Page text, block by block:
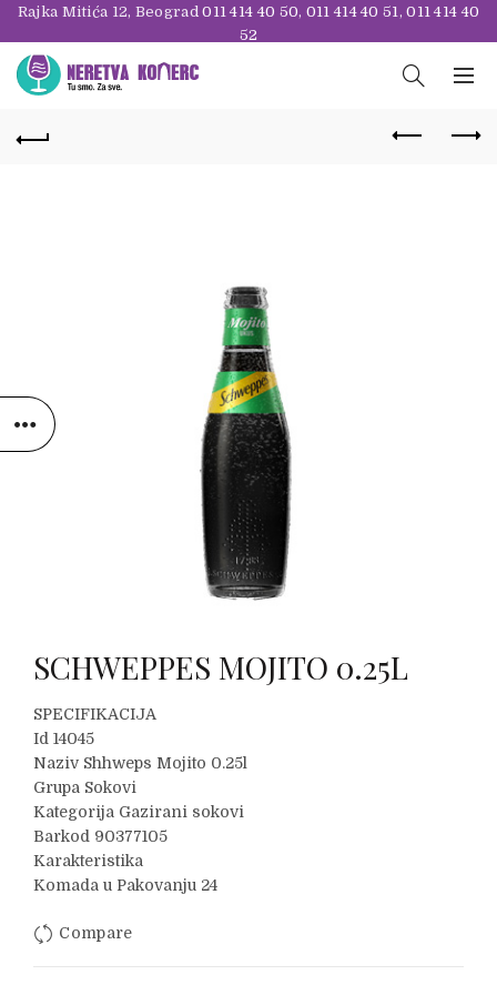
Rajka Mitića 12, Beograd011 414 40 50, 011 414 40 51,011 414 40
52
SCHWEPPES MOJITO 0.25L
SPECIFIKACIJA
Id 14045
Naziv Shhweps Mojito 0.25l
Grupa Sokovi
Kategorija Gazirani sokovi
Barkod 90377105
Karakteristika
Komada u Pakovanju 24
Compare